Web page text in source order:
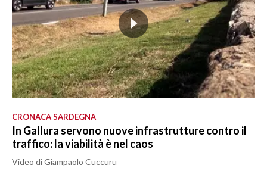
CRONACA SARDEGNA
In Gallura servono nuove infrastrutture contro il
traffico: la viabilità è nel caos
Video di Giampaolo Cuccuru